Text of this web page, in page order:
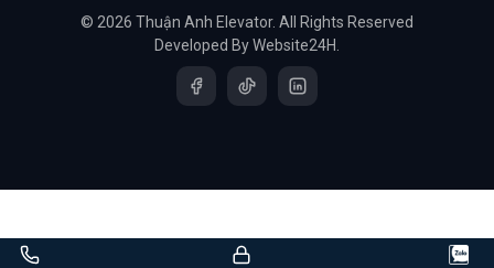
© 2026 Thuận Anh Elevator. All Rights Reserved
Developed ByWebsite24H